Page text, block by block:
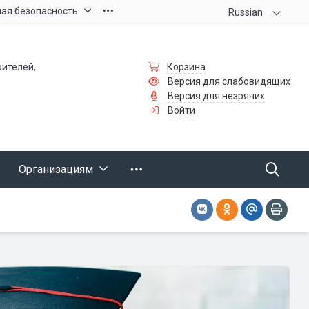
безопасность Russian
Корзина
Версия для слабовидящих
Версия для незрячих
Войти
Организациям